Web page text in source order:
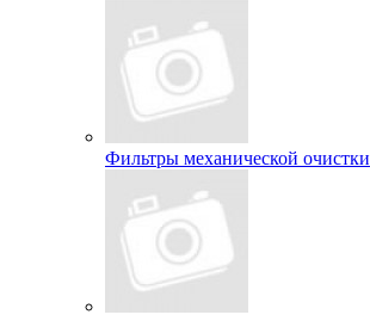
Фильтры механической очистки